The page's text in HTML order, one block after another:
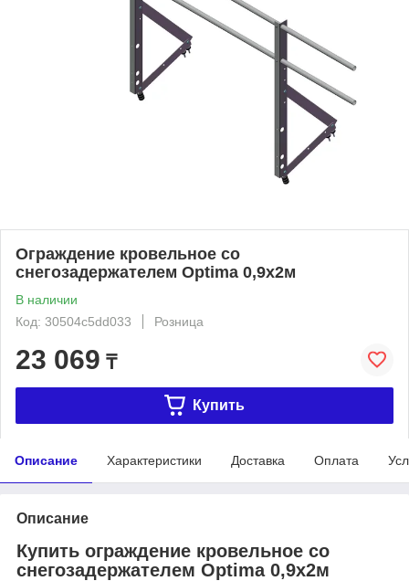
Ограждение кровельное со
снегозадержателем Optima 0,9х2м
В наличии
Код: 30504c5dd033
Розница
23 069 ₸
Купить
Описание Характеристики Доставка Оплата
Описание
Купить ограждение кровельное со
снегозадержателем Optima 0,9х2м